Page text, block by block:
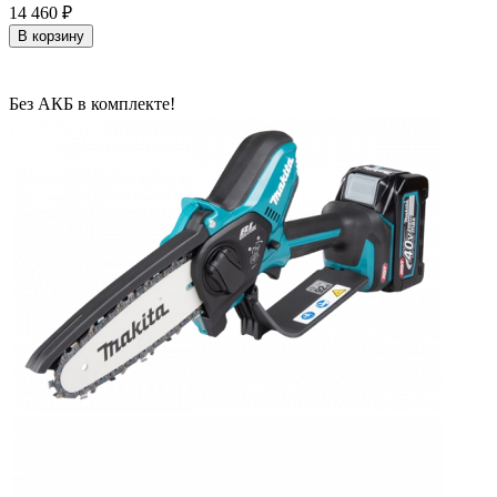
14 460 ₽
В корзину
Без АКБ в комплекте!